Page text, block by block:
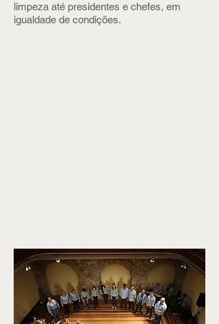
limpeza até presidentes e chefes, em
igualdade de condições.